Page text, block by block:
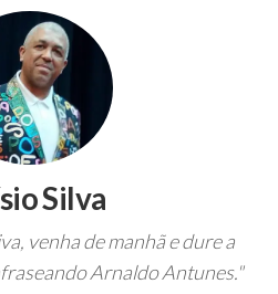
Silva
venha de manhã e dure a
Arnaldo Antunes."